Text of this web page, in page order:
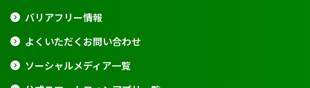
バリアフリー情報
よくいただくお問い合わせ
ソーシャルメディア一覧